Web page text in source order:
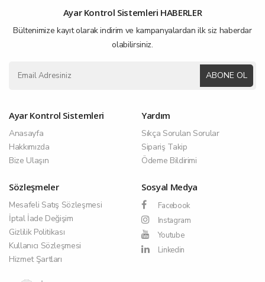
Ayar Kontrol Sistemleri HABERLER
Bültenimize kayıt olarak indirim ve kampanyalardan ilk siz haberdar
olabilirsiniz.
ABONE OL
Ayar Kontrol Sistemleri
Anasayfa
Hakkımızda
Bize Ulaşın
Yardım
Sıkça Sorulan Sorular
Sipariş Takip
Ödeme Bildirimi
Sözleşmeler
Mesafeli Satış Sözleşmesi
İptal İade Değişim
Gizlilik Politikası
Kullanıcı Sözleşmesi
Hizmet Şartları
Sosyal Medya
Facebook
Instagram
Youtube
Linkedin